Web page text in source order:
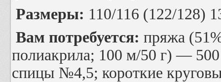
Размеры: 110/116 (122/128)
Вам потребуется: пряжа
полиакрила; 100 м/50 г) —
спицы №4,5; короткие